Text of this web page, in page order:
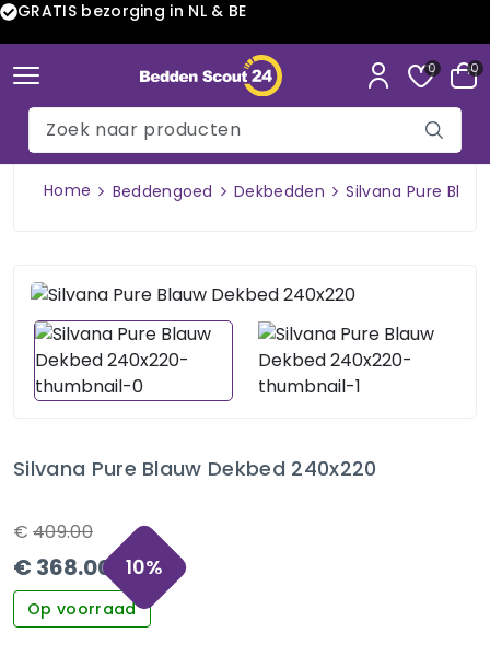
GRATIS bezorging in NL & BE
0 0
Home Beddengoed Dekbedden Silvana Pure
Silvana Pure Blauw Dekbed 240x220
€ 409.00
€ 368.00 10%
Op voorraad